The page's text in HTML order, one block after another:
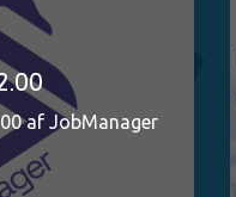
af JobManager